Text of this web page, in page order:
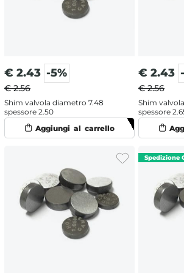
€ 2.43 -5%
€ 2.56
Shim valvola diametro 7.48
spessore 2.50
€ 2.43
€ 2.56
Shim
spessore